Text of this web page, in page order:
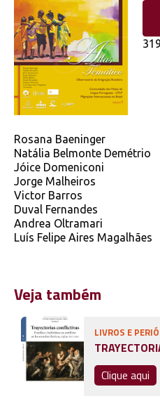
Rosana Baeninger
Natália Belmonte Demétrio
Jóice Domeniconi
Jorge Malheiros
Victor Barros
Duval Fernandes
Andrea Oltramari
Luís Felipe Aires Magalhães
Veja também
LIVROS E
Clique aqui